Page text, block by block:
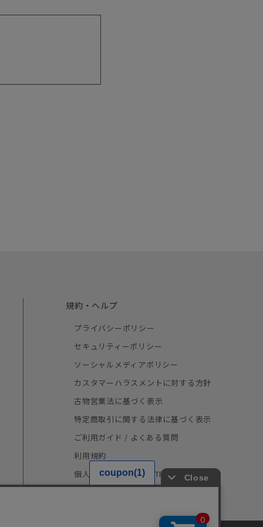
規約・ヘルプ
プライバシーポリシー
セキュリティーポリシー
ソーシャルメディアポリシー
カスタマーハラスメントに対する方針
古物営業法に基づく表示
特定商取引に関する法律に基づく表示
ご利用ガイド / よくある質問
利用規約
個人情報の取り扱い（TRUSTe）